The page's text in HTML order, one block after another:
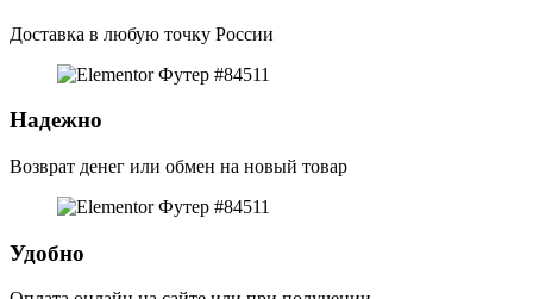
Доставка в любую точку России
Надежно
Возврат денег или обмен на новый товар
Удобно